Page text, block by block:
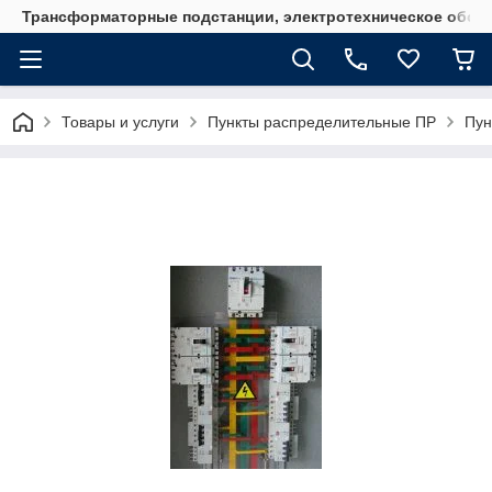
Трансформаторные подстанции, электротехническое
Товары и услуги Пункты распределительные ПР